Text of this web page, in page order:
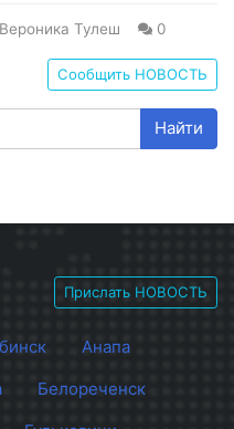
Вероника Тулеш 0
Сообщить НОВОСТЬ
Найти
Прислать НОВОСТЬ
Анапа
Белореченск